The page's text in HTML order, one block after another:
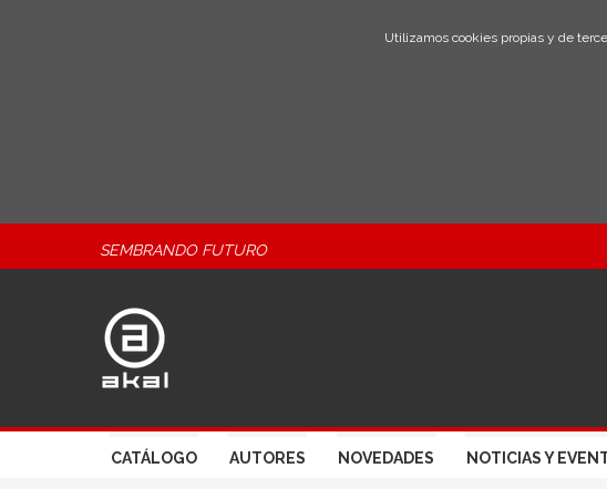
Utilizamos cookies propias y de
SEMBRANDO FUTURO
CATÁLOGO AUTORES NOVEDADES NOTICIAS Y